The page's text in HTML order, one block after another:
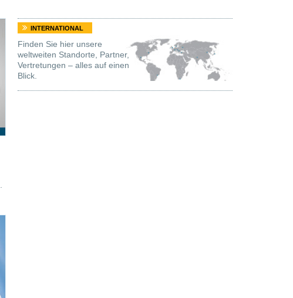
INTERNATIONAL
Finden Sie hier unsere
weltweiten Standorte, Partner,
Vertretungen – alles auf einen
Blick.